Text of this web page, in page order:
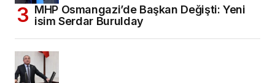
MHP Osmangazi’de Başkan Değişti: Yeni
isim Serdar Burulday